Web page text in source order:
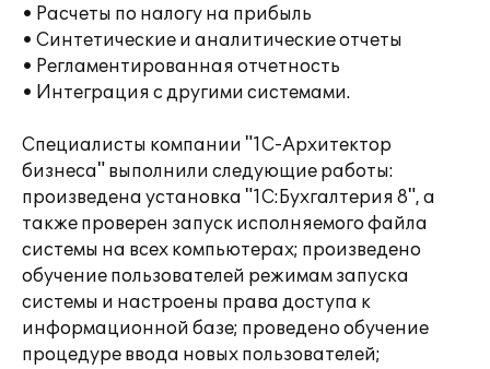
• Расчеты по налогу на прибыль
• Синтетические и аналитические отчеты
• Регламентированная отчетность
• Интеграция с другими системами.
Специалисты компании "1С-Архитектор
бизнеса" выполнили следующие работы:
произведена установка "1С:Бухгалтерия 8", а
также проверен запуск исполняемого файла
системы на всех компьютерах; произведено
обучение пользователей режимам запуска
системы и настроены права доступа к
информационной базе; проведено обучение
процедуре ввода новых пользователей;